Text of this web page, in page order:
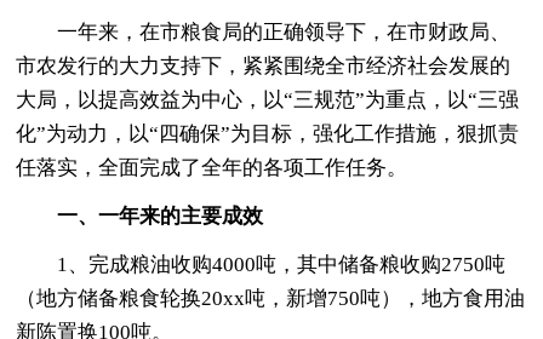
一年来，在市粮食局的正确领导下，在市财政局、
市农发行的大力支持下，紧紧围绕全市经济社会发展的
大局，以提高效益为中心，以“三规范”为重点，以“三强
化”为动力，以“四确保”为目标，强化工作措施，狠抓责
任落实，全面完成了全年的各项工作任务。
一、一年来的主要成效
1、完成粮油收购4000吨，其中储备粮收购2750吨
（地方储备粮食轮换20xx吨，新增750吨），地方食用油
新陈置换100吨。